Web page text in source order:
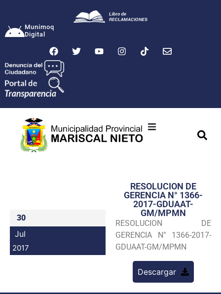
Munimoq
Digital
Transparencia
Seguridad
Programas
30
Jul
2017
RESOLUCION DE
GERENCIA N° 1366-
2017-GDUAAT-
GM/MPMN
RESOLUCION DE
GERENCIA N° 1366-2017-
GDUAAT-GM/MPMN
Descargar